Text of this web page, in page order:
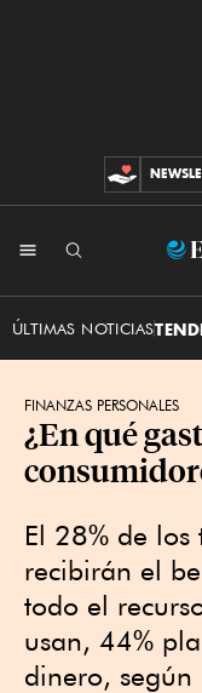
ÚLTIMAS NOTICIAS
FINANZAS PERSONALES
¿En qué
El 28% de
recibirán el
todo el
usan, 44%
dinero, según